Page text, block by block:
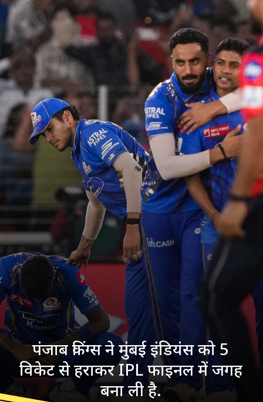
पंजाब किंग्स ने मुंबई इंडियंस को 5
विकेट से हराकर IPL फाइनल में जगह
बना ली है.